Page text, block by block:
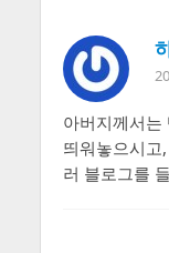
아버지께서는
띄워놓으시고
러 블로그를